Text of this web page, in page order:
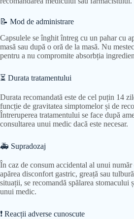
📝 Mod de administrare
Capsulele se înghit întreg cu un pahar cu
masă sau după o oră de la masă. Nu
pentru a nu compromite absorbția
⏳ Durata tratamentului
Durata recomandată este de cel puțin 14
funcție de gravitatea simptomelor și de
Întreruperea tratamentului se face după
consultarea unui medic dacă este necesar.
🚑 Supradozaj
În caz de consum accidental al unui
apărea disconfort gastric, greață sau
situații, se recomandă spălarea stomacului
unui medic.
❗ Reacții adverse cunoscute